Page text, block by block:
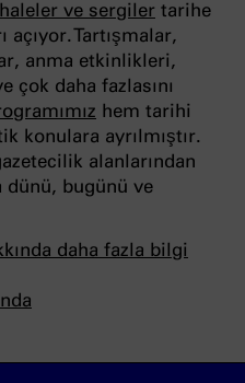
ve sergiler tarihe
açıyor. Tartışmalar,
anma etkinlikleri,
çok daha fazlasını
hem tarihi
konulara ayrılmıştır.
alanlarından
dünü, bugünü ve
daha fazla bilgi